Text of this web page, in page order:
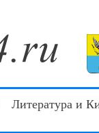
Литература и